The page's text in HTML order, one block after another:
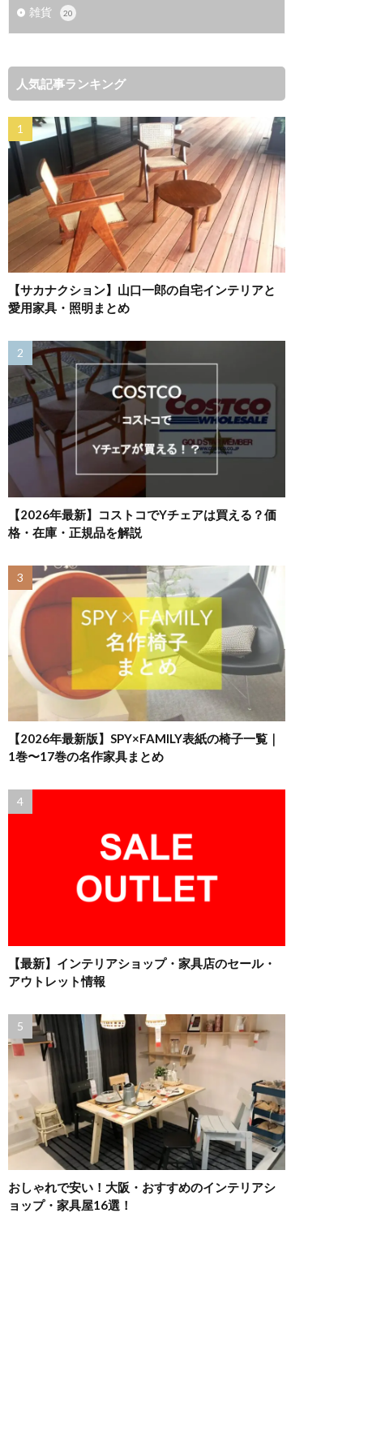
雑貨 20
人気記事ランキング
【サカナクション】山口一郎の自宅インテリアと
愛用家具・照明まとめ
【2026年最新】コストコでYチェアは買える？価
格・在庫・正規品を解説
【2026年最新版】SPY×FAMILY表紙の椅子一覧｜
1巻〜17巻の名作家具まとめ
【最新】インテリアショップ・家具店のセール・
アウトレット情報
おしゃれで安い！大阪・おすすめのインテリアシ
ョップ・家具屋16選！